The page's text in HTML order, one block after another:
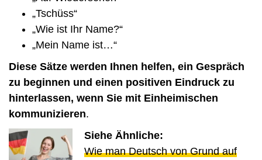
„Tschüss“
„Wie ist Ihr Name?“
„Mein Name ist…“
Diese Sätze werden Ihnen helfen, ein Gespräch
zu beginnen und einen positiven Eindruck zu
hinterlassen, wenn Sie mit Einheimischen
kommunizieren.
Siehe Ähnliche:
Wie man Deutsch von Grund auf